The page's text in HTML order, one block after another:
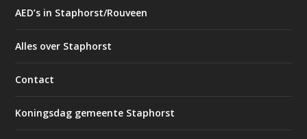
AED’s in Staphorst/Rouveen
Alles over Staphorst
Contact
Koningsdag gemeente Staphorst